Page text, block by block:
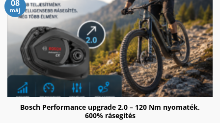
Bosch Performance upgrade 2.0 – 120 Nm nyomaték,
600% rásegítés
08
máj